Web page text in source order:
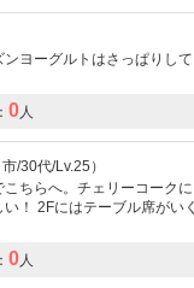
ヨーグルトはさっぱりし
0 人
/30代/Lv.25）
ちらへ。チェリーコーク
！ 2Fにはテーブル席がい
0 人